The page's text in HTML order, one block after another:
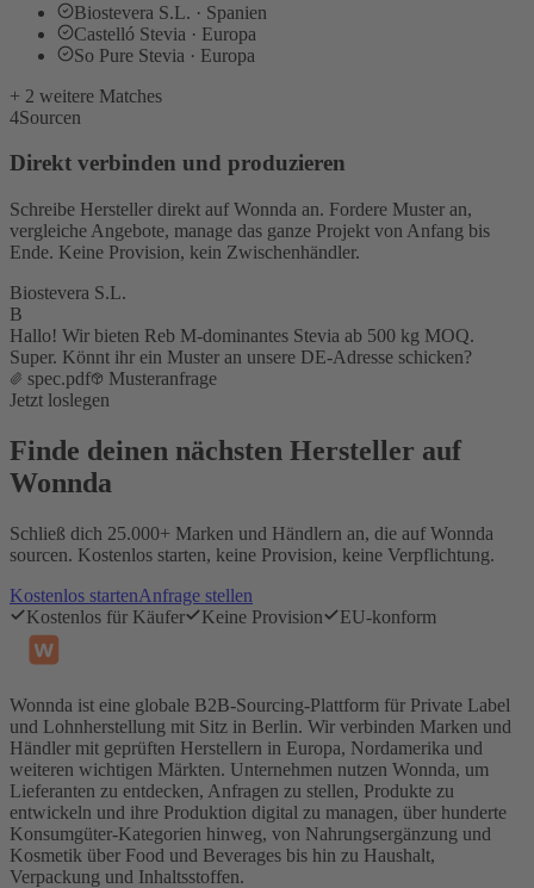
Biostevera S.L. · Spanien
Castelló Stevia · Europa
So Pure Stevia · Europa
+ 2 weitere Matches
4Sourcen
Direkt verbinden und produzieren
Schreibe Hersteller direkt auf Wonnda an. Fordere Muster an,
vergleiche Angebote, manage das ganze Projekt von Anfang bis
Ende. Keine Provision, kein Zwischenhändler.
Biostevera S.L.
B
Hallo! Wir bieten Reb M-dominantes Stevia ab 500 kg MOQ.
Super. Könnt ihr ein Muster an unsere DE-Adresse schicken?
spec.pdf
Musteranfrage
Jetzt loslegen
Finde deinen nächsten Hersteller auf
Wonnda
Schließ dich 25.000+ Marken und Händlern an, die auf Wonnda
sourcen. Kostenlos starten, keine Provision, keine Verpflichtung.
Kostenlos startenAnfrage stellen
Kostenlos für Käufer
Keine Provision EU-konform
Wonnda ist eine globale B2B-Sourcing-Plattform für Private Label
und Lohnherstellung mit Sitz in Berlin. Wir verbinden Marken und
Händler mit geprüften Herstellern in Europa, Nordamerika und
weiteren wichtigen Märkten. Unternehmen nutzen Wonnda, um
Lieferanten zu entdecken, Anfragen zu stellen, Produkte zu
entwickeln und ihre Produktion digital zu managen, über hunderte
Konsumgüter-Kategorien hinweg, von Nahrungsergänzung und
Kosmetik über Food und Beverages bis hin zu Haushalt,
Verpackung und Inhaltsstoffen.